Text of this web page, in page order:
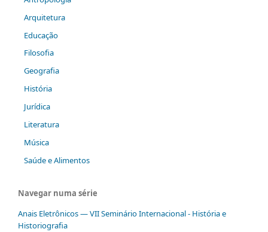
Arquitetura
Educação
Filosofia
Geografia
História
Jurídica
Literatura
Música
Saúde e Alimentos
Navegar numa série
Anais Eletrônicos — VII Seminário Internacional - História e
Historiografia